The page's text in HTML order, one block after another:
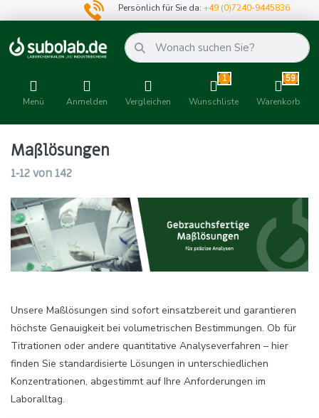
Persönlich für Sie da:+49 (0)7240-9445836
Menü Anmelden Vergleichen
1
Wunschliste
59
Warenkorb
Maßlösungen
1-12von142
Unsere Maßlösungen sind sofort einsatzbereit und garantieren
höchste Genauigkeit bei volumetrischen Bestimmungen. Ob für
Titrationen oder andere quantitative Analyseverfahren – hier
finden Sie standardisierte Lösungen in unterschiedlichen
Konzentrationen, abgestimmt auf Ihre Anforderungen im
Laboralltag.